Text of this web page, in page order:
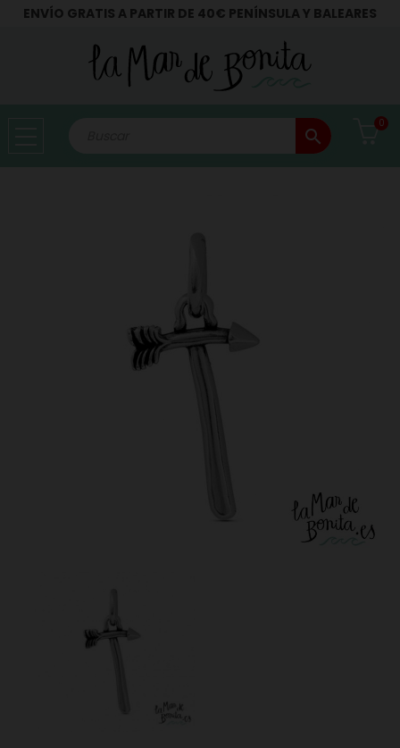
ENVÍO GRATIS A PARTIR DE 40€ PENÍNSULA Y BALEARES
search
0